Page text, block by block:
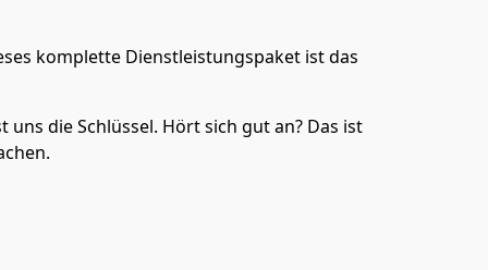
komplette Dienstleistungspaket ist das
die Schlüssel. Hört sich gut an? Das ist